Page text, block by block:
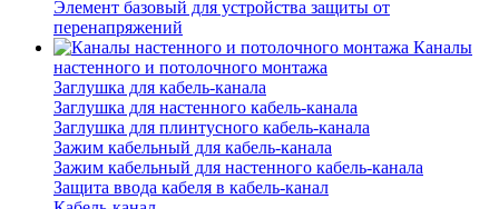
Элемент базовый для устройства защиты от
перенапряжений
Каналы
настенного и потолочного монтажа
Заглушка для кабель-канала
Заглушка для настенного кабель-канала
Заглушка для плинтусного кабель-канала
Зажим кабельный для кабель-канала
Зажим кабельный для настенного кабель-канала
Защита ввода кабеля в кабель-канал